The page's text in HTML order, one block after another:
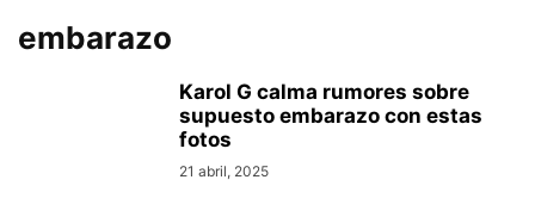
embarazo
Karol G calma rumores sobre
supuesto embarazo con estas
fotos
21 abril, 2025